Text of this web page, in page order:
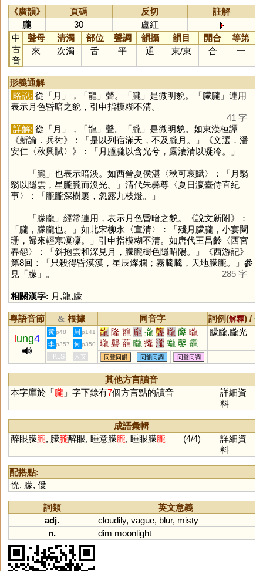
《廣韻》 頁碼 反切
註解
朧
30
盧紅
中
古
音
聲母 清濁 部位 聲調 韻攝 韻目 開合
等第
來
次濁 舌 平 通 東/東 合 一
形義通解
略說: 從「月 」，「龍」聲。「朧」是微明貌。「朦朧」連用
表示月色昏暗之貌，引申指模糊不清。
41 字
詳解: 從「月 」，「龍」聲。「朧」是微明貌。如東漢桓譚
《新論．兵術》：「是以列宿滿天，不及朧月。」《文選．潘
安仁〈秋興賦〉》：「月朣朧以含光兮，露淒清以凝冷。」
「朧」也表示暗淡。如西晉夏侯湛〈秋可哀賦〉：「月翳
翳以隱雲，星朧朧而沒光。」清代朱彝尊〈夏日瀛臺侍直紀
事〉：「朧朧深樹裏，忽露九枝燈。」
「朦朧」經常連用，表示月色昏暗之貌。《說文新附》：
「朧，朦朧也。」如北宋柳永〈宣清〉：「殘月朦朧，小宴闌
珊，歸來輕寒凜凜。」引申指模糊不清。如唐代王昌齡〈西宮
春怨〉：「斜抱雲和深見月，朦朧樹色隱昭陽。」《西游記》
第8回：「只殺得昏漠漠，星辰燦爛；霧騰騰，天地朦朧。」參
見「朦 」。 285 字
相關漢字: 月 ,龍,朦
粵語音節 & 根據 同音字 詞例(解釋) /
ung4
黃 p48 周 p141 龍 隆 籠 龐 攏 聾 嚨 窿 曨
瓏 礱 蘢 矓 癃 瀧 蠬 鏧 靇
谾 豅 龒 巃 鸗 鑨 櫳 躘 襱
蠪
朦朧,朧光
李 p357 何 p350
HKLS 人文 同聲同韻 同韻同調 同聲同調
其他方言讀音
本字庫於「朧 」字下錄有7個方言點的讀音
詳細資
料
成語彙輯
醉眼朦朧, 朦朧醉眼, 睡意朦朧, 睡眼朦朧 (4/4)
詳細資
料
配搭點:
恍, 朦, 僾
詞類
英文意義
adj.
cloudily, vague, blur, misty
n.
dim moonlight